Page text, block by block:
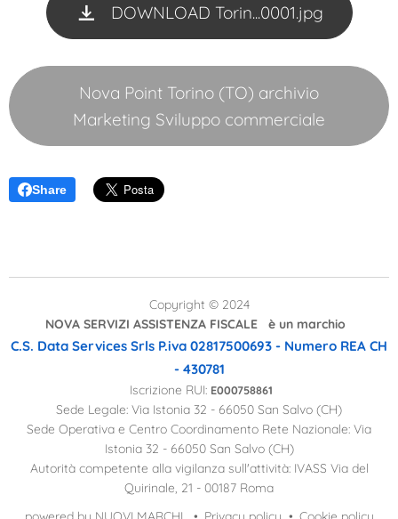
DOWNLOAD Torin...0001.jpg
Nova Point Torino (TO) archivio
Marketing Sviluppo commerciale
Share
Copyright © 2024
NOVA SERVIZI ASSISTENZA FISCALE è un marchio
C.S. Data Services Srls P.iva 02817500693 - Numero REA CH
- 430781
Iscrizione RUI: E000758861
Sede Legale: Via Istonia 32 - 66050 San Salvo (CH)
Sede Operativa e Centro Coordinamento Rete Nazionale: Via
Istonia 32 - 66050 San Salvo (CH)
Autorità competente alla vigilanza sull'attività: IVASS Via del
Quirinale, 21 - 00187 Roma